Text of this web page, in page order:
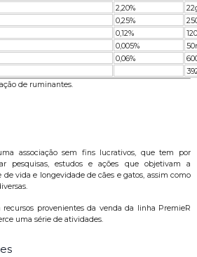
2,20%
0,25%
0,12%
0,005%
0,06%
de ruminantes.
associação sem fins lucrativos, que tem por
pesquisas, estudos e ações que objetivam a
vida e longevidade de cães e gatos, assim como
provenientes da venda da linha PremieR
uma série de atividades.